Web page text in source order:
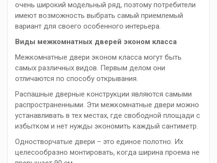
очень широкий модельный ряд, поэтому потребители
имеют возможность выбрать самый приемлемый
вариант для своего особенного интерьера.
Виды межкомнатных дверей эконом класса
Межкомнатные двери эконом класса могут быть
самых различных видов. Первым делом они
отличаются по способу открывания.
Распашные дверные конструкции являются самыми
распространенными. Эти межкомнатные двери можно
устанавливать в тех местах, где свободной площади с
избытком и нет нужды экономить каждый сантиметр.
Одностворчатые двери – это единое полотно. Их
целесообразно монтировать, когда ширина проема не